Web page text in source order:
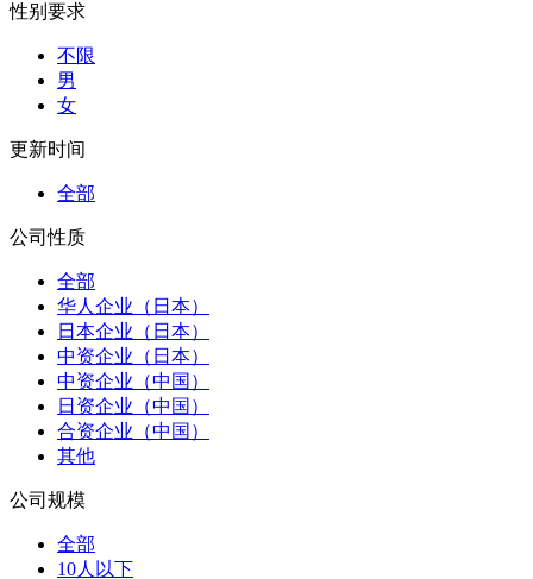
性别要求
不限
男
女
更新时间
全部
公司性质
全部
华人企业（日本）
日本企业（日本）
中资企业（日本）
中资企业（中国）
日资企业（中国）
合资企业（中国）
其他
公司规模
全部
10人以下